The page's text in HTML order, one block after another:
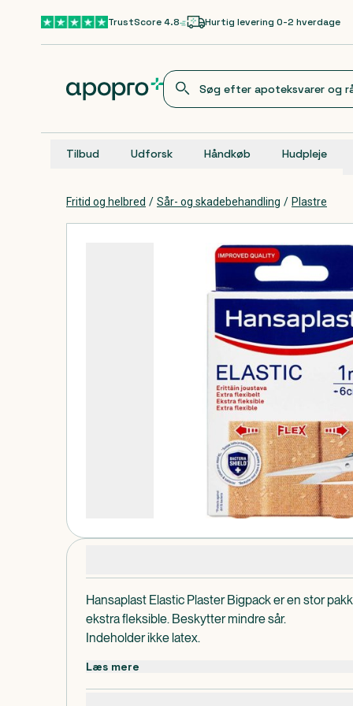
Gå til hovedindholdTrustScore 4.8 Hurtig levering 0-2 hverdage
Tilbud Udforsk Håndkøb Hudpleje
Fritid og helbred / Sår- og skadebehandling / Plastre
Hansaplast Elastic Plaster Bigpack er en stor
ekstra fleksible. Beskytter mindre sår.
Indeholder ikke latex.
Kun til engangsbrug.
Opbevares tørt ved under 25 grader.
Læs mere